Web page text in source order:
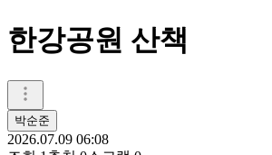
한강공원 산책
박순준
2026.07.09 06:08